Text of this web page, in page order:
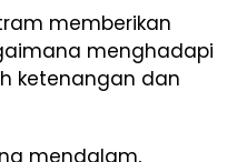
memberikan
menghadapi
ketenangan dan
mendalam,